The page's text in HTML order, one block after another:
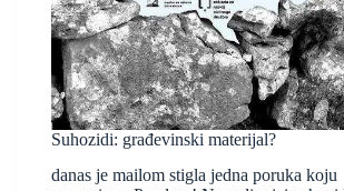
Suhozidi: građevinski materijal?
danas je mailom stigla jedna poruka koju